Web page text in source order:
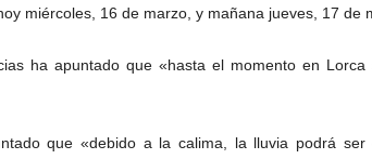
miércoles, 16 de marzo, y mañana jueves, 17 de
ha apuntado que «hasta el momento en
que «debido a la calima, la lluvia podrá ser